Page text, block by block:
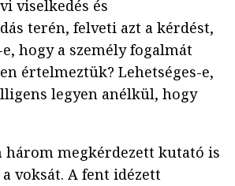
viselkedés és
terén, felveti azt a kérdést,
hogy a személy fogalmát
értelmeztük? Lehetséges-e,
legyen anélkül, hogy
három megkérdezett kutató is
voksát. A fent idézett